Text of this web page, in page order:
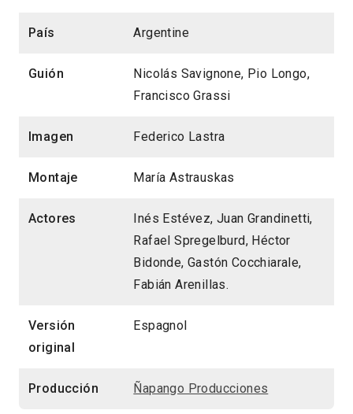
País Argentine
Guión
Nicolás Savignone, Pio Longo,
Francisco Grassi
Imagen Federico Lastra
Montaje María Astrauskas
Actores
Inés Estévez, Juan Grandinetti,
Rafael Spregelburd, Héctor
Bidonde, Gastón Cocchiarale,
Fabián Arenillas.
Versión
original
Espagnol
Producción Ñapango Producciones